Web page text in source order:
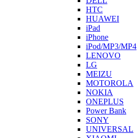
HTC
HUAWEI
iPad
iPhone
iPod/MP3/MP4
LENOVO
LG
MEIZU
MOTOROLA
NOKIA
ONEPLUS
Power Bank
SONY
UNIVERSAL